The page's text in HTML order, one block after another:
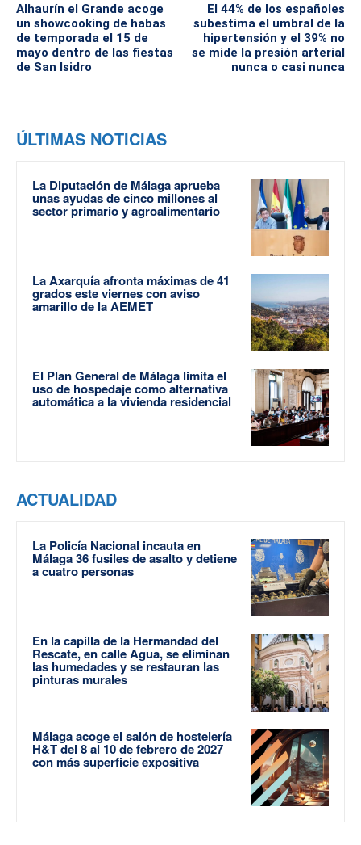
Alhaurín el Grande acoge
un showcooking de habas
de temporada el 15 de
mayo dentro de las fiestas
de San Isidro
El 44% de los españoles
subestima el umbral de la
hipertensión y el 39% no
se mide la presión arterial
nunca o casi nunca
ÚLTIMAS NOTICIAS
La Diputación de Málaga aprueba
unas ayudas de cinco millones al
sector primario y agroalimentario
La Axarquía afronta máximas de 41
grados este viernes con aviso
amarillo de la AEMET
El Plan General de Málaga limita el
uso de hospedaje como alternativa
automática a la vivienda residencial
ACTUALIDAD
La Policía Nacional incauta en
Málaga 36 fusiles de asalto y detiene
a cuatro personas
En la capilla de la Hermandad del
Rescate, en calle Agua, se eliminan
las humedades y se restauran las
pinturas murales
Málaga acoge el salón de hostelería
H&T del 8 al 10 de febrero de 2027
con más superficie expositiva